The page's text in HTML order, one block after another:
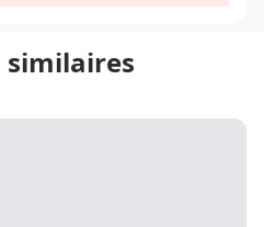
similaires